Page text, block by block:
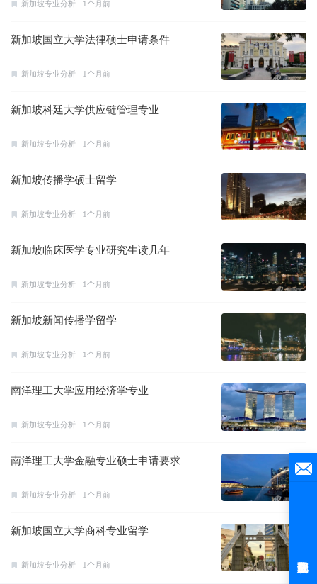
新加坡专业分析 1个月前
新加坡国立大学法律硕士申请条件
新加坡专业分析 1个月前
新加坡科廷大学供应链管理专业
新加坡专业分析 1个月前
新加坡传播学硕士留学
新加坡专业分析 1个月前
新加坡临床医学专业研究生读几年
新加坡专业分析 1个月前
新加坡新闻传播学留学
新加坡专业分析 1个月前
南洋理工大学应用经济学专业
新加坡专业分析 1个月前
南洋理工大学金融专业硕士申请要求
新加坡专业分析 1个月前
新加坡国立大学商科专业留学
新加坡专业分析 1个月前